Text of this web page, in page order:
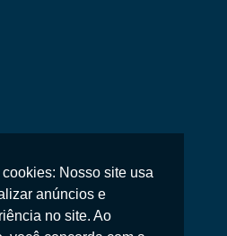
apenas imóveis,
e um atendimento
Nosso site usa
anúncios e
no site. Ao